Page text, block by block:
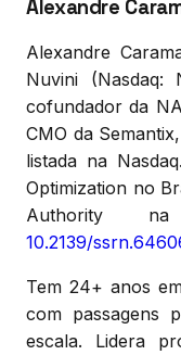
Alexandre
Alexandre
Nuvini (Nasdaq:
cofundador da
CMO da
listada na
Optimization no
Authority
10.2139/
Tem 24+ anos
com passagens
escala. Lidera